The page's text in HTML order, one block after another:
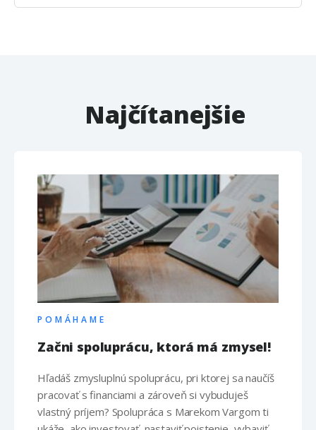
Najčítanejšie
POMÁHAME
Začni spoluprácu, ktorá má zmysel!
Hľadáš zmysluplnú spoluprácu, pri ktorej sa naučíš
pracovať s financiami a zároveň si vybuduješ
vlastný príjem? Spolupráca s Marekom Vargom ti